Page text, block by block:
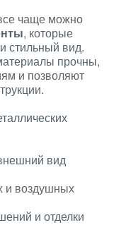
чаще можно
, которые
стильный вид.
прочны,
и позволяют
вид
и воздушных
и отделки